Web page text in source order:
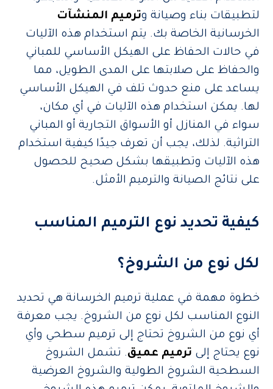
لتطبيقات بناء وصيانة وترميم المنشآت
الخرسانية الخاصة بك. يتم استخدام هذه الآليات
في حالات الحفاظ على الهيكل الأساسي للمباني
والحفاظ على صلابتها على المدى الطويل، مما
يساعد على منع حدوث تلف في الهيكل الأساسي
لها. يمكن استخدام هذه الآليات في أي مكان،
سواء في المنازل أو الأسواق التجارية أو المباني
التراثية. لذلك، يجب أن تعرف جيدًا كيفية استخدام
هذه الآليات وتطبيقها بشكل صحيح للحصول
على نتائج الصيانة والترميم الأمثل.
كيفية تحديد نوع الترميم المناسب
لكل نوع من الشروخ؟
خطوة مهمة في عملية ترميم الخرسانة هي تحديد
النوع المناسب لكل نوع من الشروخ. يجب معرفة
أي نوع من الشروخ تحتاج إلى ترميم سطحي وأي
نوع يحتاج إلى ترميم عميق. تشمل الشروخ
السطحية الشروخ الطولية والشروخ العرضية